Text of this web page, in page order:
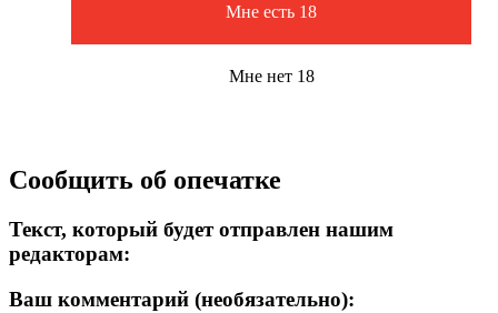
Мне есть 18
Мне нет 18
Сообщить об опечатке
Текст, который будет отправлен нашим
редакторам:
Ваш комментарий (необязательно):